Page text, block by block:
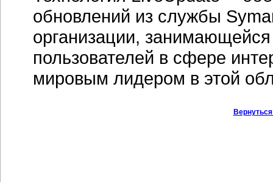
обновлений из службы
организации,
пользователей в сфере
мировым лидером в этой